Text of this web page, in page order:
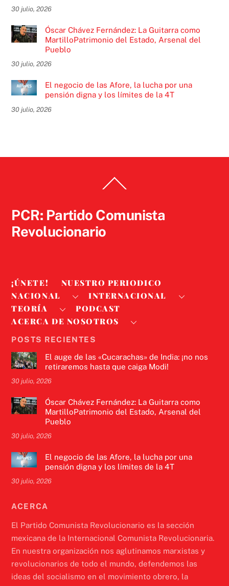
30 julio, 2026
Óscar Chávez Fernández: La Guitarra como
MartilloPatrimonio del Estado, Arsenal del
Pueblo
30 julio, 2026
El negocio de las Afore, la lucha por una
pensión digna y los límites de la 4T
30 julio, 2026
To
PCR: Partido Comunista
Revolucionario
¡ÚNETE!
NUESTRO PERIODICO
NACIONAL
INTERNACIONAL
TEORÍA
PODCAST
ACERCA DE NOSOTROS
POSTS RECIENTES
El auge de las «Cucarachas» de India: ¡no nos
retiraremos hasta que caiga Modi!
30 julio, 2026
Óscar Chávez Fernández: La Guitarra como
MartilloPatrimonio del Estado, Arsenal del
Pueblo
30 julio, 2026
El negocio de las Afore, la lucha por una
pensión digna y los límites de la 4T
30 julio, 2026
ACERCA
El Partido Comunista Revolucionario es la sección
mexicana de la Internacional Comunista Revolucionaria.
En nuestra organización nos aglutinamos marxistas y
revolucionarios de todo el mundo, defendemos las
ideas del socialismo en el movimiento obrero, la